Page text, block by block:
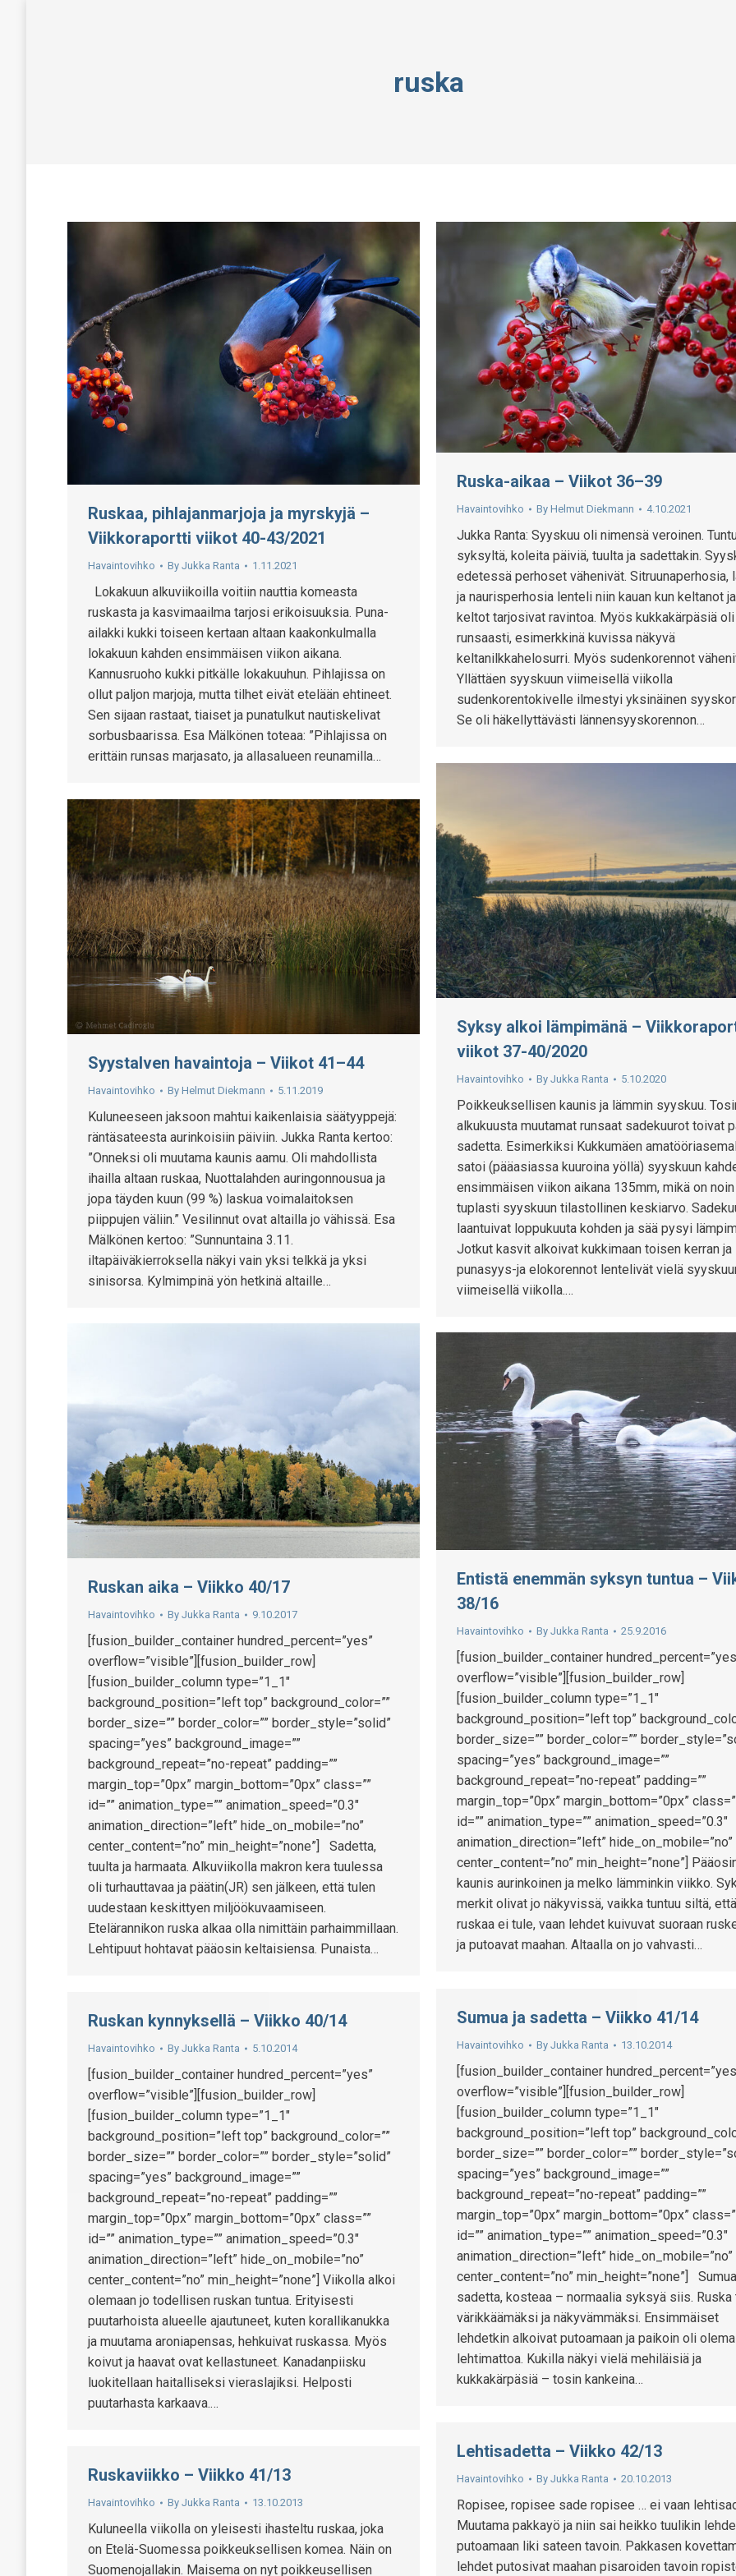
ruska
Ruskaa, pihlajanmarjoja ja myrskyjä –
Viikkoraportti viikot 40-43/2021
Havaintovihko By Jukka Ranta 1.11.2021
Lokakuun alkuviikoilla voitiin nauttia komeasta
ruskasta ja kasvimaailma tarjosi erikoisuuksia. Puna-
ailakki kukki toiseen kertaan altaan kaakonkulmalla
lokakuun kahden ensimmäisen viikon aikana.
Kannusruoho kukki pitkälle lokakuuhun. Pihlajissa on
ollut paljon marjoja, mutta tilhet eivät etelään ehtineet.
Sen sijaan rastaat, tiaiset ja punatulkut nautiskelivat
sorbusbaarissa. Esa Mälkönen toteaa: ”Pihlajissa on
erittäin runsas marjasato, ja allasalueen reunamilla…
Ruska-aikaa – Viikot 36–39
Havaintovihko By Helmut Diekmann 4.10.2021
Jukka Ranta: Syyskuu oli nimensä veroinen.
syksyltä, koleita päiviä, tuulta ja sadettakin.
edetessä perhoset vähenivät. Sitruunaperhosia,
ja naurisperhosia lenteli niin kauan kun keltanot ja
keltot tarjosivat ravintoa. Myös kukkakärpäsiä
runsaasti, esimerkkinä kuvissa näkyvä
keltanilkkahelosurri. Myös sudenkorennot
Yllättäen syyskuun viimeisellä viikolla
sudenkorentokivelle ilmestyi yksinäinen
Se oli häkellyttävästi lännensyyskorennon…
Syksy alkoi lämpimänä –
viikot 37-40/2020
Havaintovihko By Jukka Ranta 5.10.2020
Poikkeuksellisen kaunis ja lämmin syyskuu.
alkukuusta muutamat runsaat sadekuurot toivat
sadetta. Esimerkiksi Kukkumäen
satoi (pääasiassa kuuroina yöllä) syyskuun
ensimmäisen viikon aikana 135mm, mikä on noin
tuplasti syyskuun tilastollinen keskiarvo.
laantuivat loppukuuta kohden ja sää pysyi
Jotkut kasvit alkoivat kukkimaan toisen kerran ja
punasyys-ja elokorennot lentelivät vielä
viimeisellä viikolla.…
Syystalven havaintoja – Viikot 41–44
Havaintovihko By Helmut Diekmann 5.11.2019
Kuluneeseen jaksoon mahtui kaikenlaisia säätyyppejä:
räntäsateesta aurinkoisiin päiviin. Jukka Ranta kertoo:
”Onneksi oli muutama kaunis aamu. Oli mahdollista
ihailla altaan ruskaa, Nuottalahden auringonnousua ja
jopa täyden kuun (99 %) laskua voimalaitoksen
piippujen väliin.” Vesilinnut ovat altailla jo vähissä. Esa
Mälkönen kertoo: ”Sunnuntaina 3.11.
iltapäiväkierroksella näkyi vain yksi telkkä ja yksi
sinisorsa. Kylmimpinä yön hetkinä altaille…
Ruskan aika – Viikko 40/17
Havaintovihko By Jukka Ranta 9.10.2017
[fusion_builder_container hundred_percent=”yes”
overflow=”visible”][fusion_builder_row]
[fusion_builder_column type=”1_1″
background_position=”left top” background_color=””
border_size=”” border_color=”” border_style=”solid”
spacing=”yes” background_image=””
background_repeat=”no-repeat” padding=””
margin_top=”0px” margin_bottom=”0px” class=””
id=”” animation_type=”” animation_speed=”0.3″
animation_direction=”left” hide_on_mobile=”no”
center_content=”no” min_height=”none”] Sadetta,
tuulta ja harmaata. Alkuviikolla makron kera tuulessa
oli turhauttavaa ja päätin(JR) sen jälkeen, että tulen
uudestaan keskittyen miljöökuvaamiseen.
Etelärannikon ruska alkaa olla nimittäin parhaimmillaan.
Lehtipuut hohtavat pääosin keltaisiensa. Punaista…
Entistä enemmän syksyn tuntua –
38/16
Havaintovihko By Jukka Ranta 25.9.2016
[fusion_builder_container
overflow=”visible”][fusion_builder_row]
[fusion_builder_column type=”1_1″
background_position=”left top”
border_size=”” border_color=””
spacing=”yes” background_image=””
background_repeat=”no-repeat” padding=””
margin_top=”0px” margin_bottom=”0px”
id=”” animation_type=”” animation_speed=”0.3″
animation_direction=”left” hide_on_mobile=”no”
center_content=”no” min_height=”none”]
kaunis aurinkoinen ja melko lämminkin viikko.
merkit olivat jo näkyvissä, vaikka tuntuu siltä, että
ruskaa ei tule, vaan lehdet kuivuvat suoraan
ja putoavat maahan. Altaalla on jo vahvasti…
Sumua ja sadetta – Viikko 41/14
Havaintovihko By Jukka Ranta 13.10.2014
[fusion_builder_container
overflow=”visible”][fusion_builder_row]
[fusion_builder_column type=”1_1″
background_position=”left top”
border_size=”” border_color=””
spacing=”yes” background_image=””
background_repeat=”no-repeat” padding=””
margin_top=”0px” margin_bottom=”0px”
id=”” animation_type=”” animation_speed=”0.3″
animation_direction=”left” hide_on_mobile=”no”
center_content=”no” min_height=”none”]
sadetta, kosteaa – normaalia syksyä siis. Ruska
värikkäämäksi ja näkyvämmäksi. Ensimmäiset
lehdetkin alkoivat putoamaan ja paikoin oli
lehtimattoa. Kukilla näkyi vielä mehiläisiä ja
kukkakärpäsiä – tosin kankeina…
Ruskan kynnyksellä – Viikko 40/14
Havaintovihko By Jukka Ranta 5.10.2014
[fusion_builder_container hundred_percent=”yes”
overflow=”visible”][fusion_builder_row]
[fusion_builder_column type=”1_1″
background_position=”left top” background_color=””
border_size=”” border_color=”” border_style=”solid”
spacing=”yes” background_image=””
background_repeat=”no-repeat” padding=””
margin_top=”0px” margin_bottom=”0px” class=””
id=”” animation_type=”” animation_speed=”0.3″
animation_direction=”left” hide_on_mobile=”no”
center_content=”no” min_height=”none”] Viikolla alkoi
olemaan jo todellisen ruskan tuntua. Erityisesti
puutarhoista alueelle ajautuneet, kuten korallikanukka
ja muutama aroniapensas, hehkuivat ruskassa. Myös
koivut ja haavat ovat kellastuneet. Kanadanpiisku
luokitellaan haitalliseksi vieraslajiksi. Helposti
puutarhasta karkaava.…
Lehtisadetta – Viikko 42/13
Havaintovihko By Jukka Ranta 20.10.2013
Ropisee, ropisee sade ropisee … ei vaan
Muutama pakkayö ja niin sai heikko tuulikin
putoamaan liki sateen tavoin. Pakkasen
lehdet putosivat maahan pisaroiden tavoin
Ruskaviikko – Viikko 41/13
Havaintovihko By Jukka Ranta 13.10.2013
Kuluneella viikolla on yleisesti ihasteltu ruskaa, joka
on Etelä-Suomessa poikkeuksellisen komea. Näin on
Suomenojallakin. Maisema on nyt poikkeusellisen